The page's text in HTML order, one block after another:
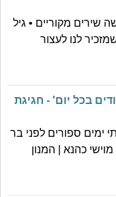
שירים מקוריים • גיל
לנו לעצור
בכל יום' - חגיגת
ימים ספורים לפני בר
כהנא | המנון